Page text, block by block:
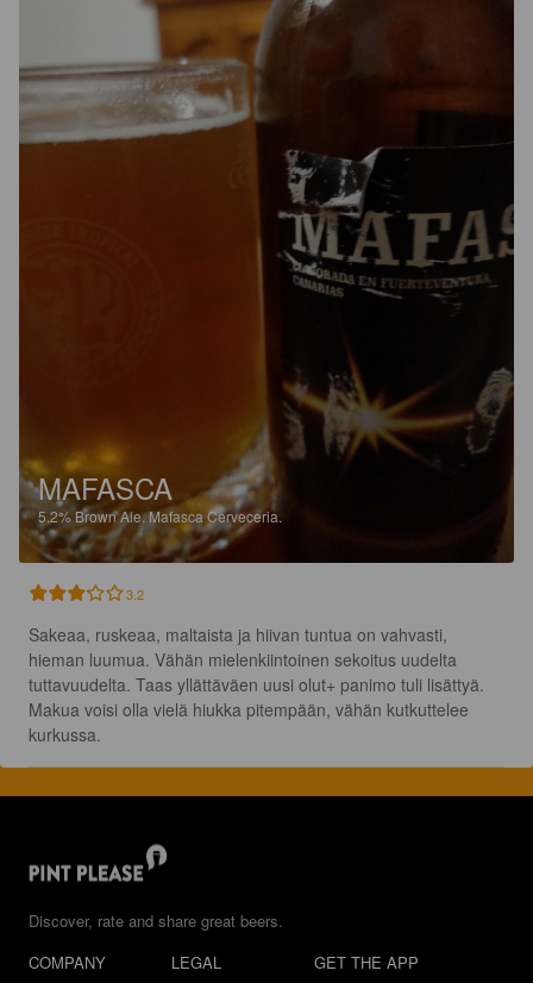
MAFASCA
5.2%Brown Ale.Mafasca Cerveceria.
3.2
Sakeaa, ruskeaa, maltaista ja hiivan tuntua on vahvasti,
hieman luumua. Vähän mielenkiintoinen sekoitus uudelta
tuttavuudelta. Taas yllättäväen uusi olut+ panimo tuli lisättyä.
Makua voisi olla vielä hiukka pitempään, vähän kutkuttelee
kurkussa.
Discover, rate and share great beers.
COMPANY
LEGAL GET THE APP